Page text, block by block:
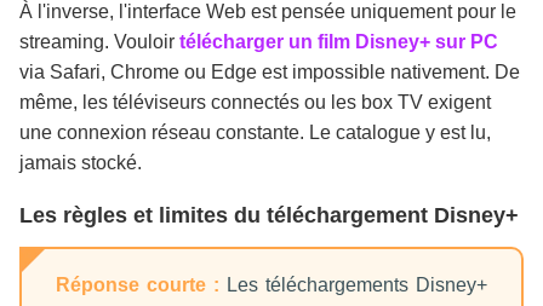
À l'inverse, l'interface Web est pensée uniquement pour le
streaming. Vouloir télécharger un film Disney+ sur PC
via Safari, Chrome ou Edge est impossible nativement. De
même, les téléviseurs connectés ou les box TV exigent
une connexion réseau constante. Le catalogue y est lu,
jamais stocké.
Les règles et limites du téléchargement Disney+
Réponse courte : Les téléchargements Disney+